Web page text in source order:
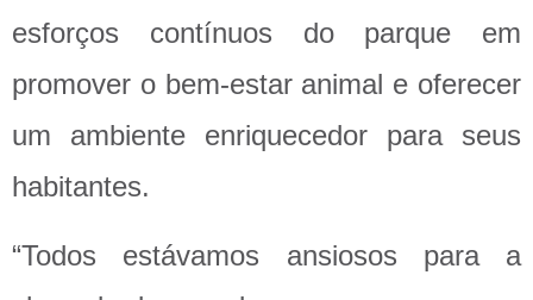
esforços contínuos do parque em
promover o bem-estar animal e oferecer
um ambiente enriquecedor para seus
habitantes.
“Todos estávamos ansiosos para a